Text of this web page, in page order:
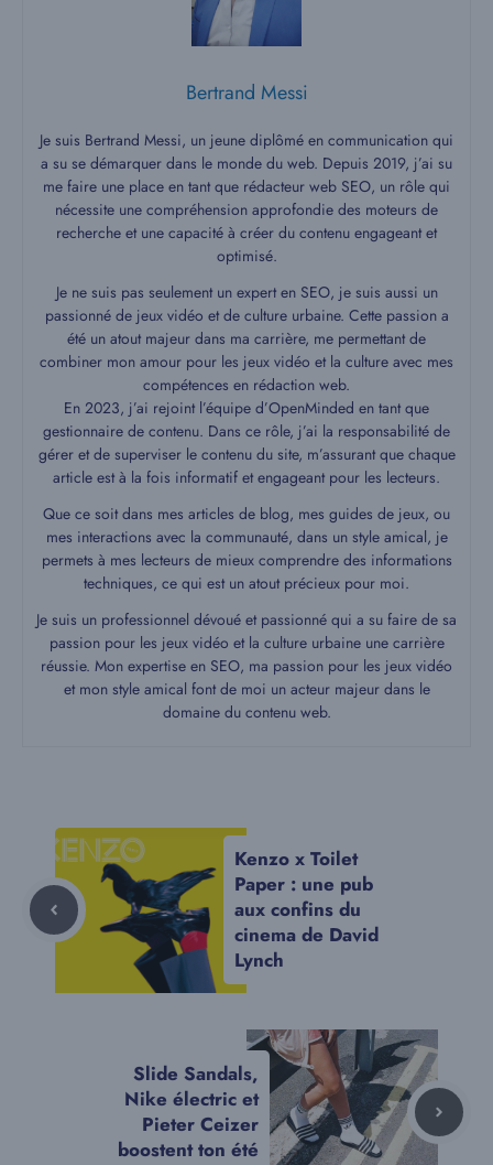
Bertrand Messi
Je suis Bertrand Messi, un jeune diplômé en communication qui
a su se démarquer dans le monde du web. Depuis 2019, j’ai su
me faire une place en tant que rédacteur web SEO, un rôle qui
nécessite une compréhension approfondie des moteurs de
recherche et une capacité à créer du contenu engageant et
optimisé.
Je ne suis pas seulement un expert en SEO, je suis aussi un
passionné de jeux vidéo et de culture urbaine. Cette passion a
été un atout majeur dans ma carrière, me permettant de
combiner mon amour pour les jeux vidéo et la culture avec mes
compétences en rédaction web.
En 2023, j’ai rejoint l’équipe d’OpenMinded en tant que
gestionnaire de contenu. Dans ce rôle, j’ai la responsabilité de
gérer et de superviser le contenu du site, m’assurant que chaque
article est à la fois informatif et engageant pour les lecteurs.
Que ce soit dans mes articles de blog, mes guides de jeux, ou
mes interactions avec la communauté, dans un style amical, je
permets à mes lecteurs de mieux comprendre des informations
techniques, ce qui est un atout précieux pour moi.
Je suis un professionnel dévoué et passionné qui a su faire de sa
passion pour les jeux vidéo et la culture urbaine une carrière
réussie. Mon expertise en SEO, ma passion pour les jeux vidéo
et mon style amical font de moi un acteur majeur dans le
domaine du contenu web.
Kenzo x Toilet
Paper : une pub
aux confins du
cinema de David
Lynch
Slide Sandals,
Nike électric et
Pieter Ceizer
boostent ton été